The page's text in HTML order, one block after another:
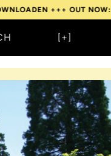
+++OUT NOW: RE.FLECT
[+]